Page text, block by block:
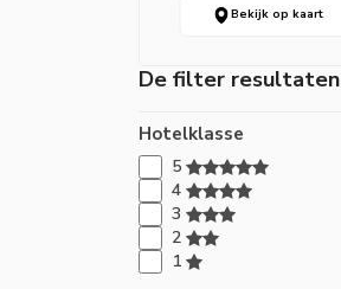
Bekijk op kaart
De filter resultaten
Hotelklasse
5
4
3
2
1